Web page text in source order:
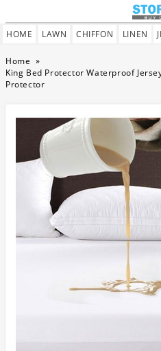
HOME LAWN CHIFFON LINEN
Home »
King Bed Protector Waterproof
Protector